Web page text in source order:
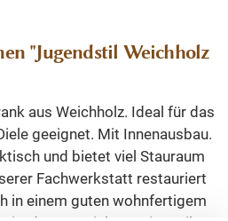
"Jugendstil Weichholz
aus Weichholz. Ideal für das
geeignet. Mit Innenausbau.
und bietet viel Stauraum
Fachwerkstatt restauriert
in einem guten wohnfertigem